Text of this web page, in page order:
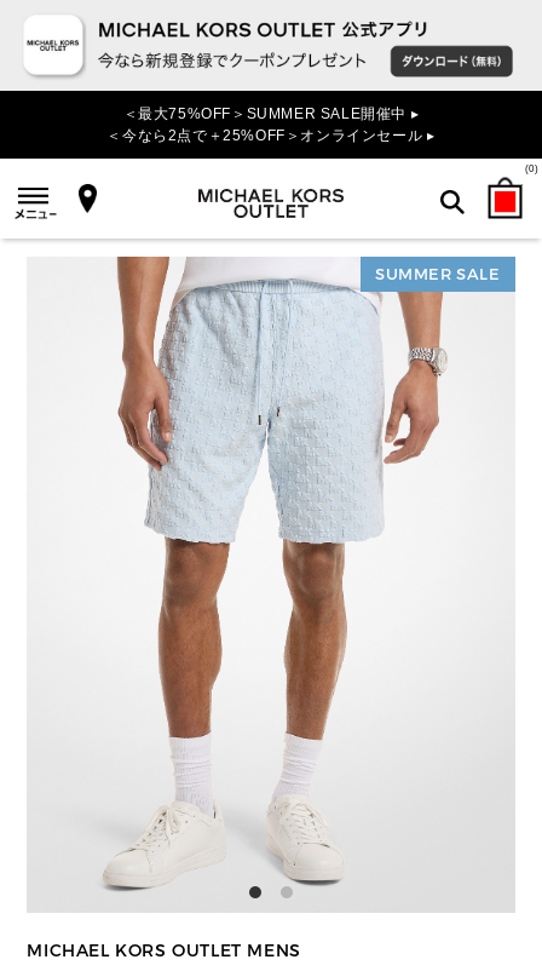
＜最大75%OFF＞SUMMER SALE開催中 ▸
＜今なら2点で＋25%OFF＞オンラインセール ▸
(0)
検索
SUMMER SALE
MICHAEL KORS OUTLET MENS